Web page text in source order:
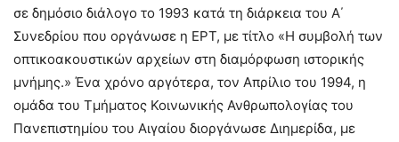
σε δημόσιο διάλογο το 1993 κατά τη διάρκεια του Α΄
Συνεδρίου που οργάνωσε η ΕΡΤ, με τίτλο «Η συμβολή των
οπτικοακουστικών αρχείων στη διαμόρφωση ιστορικής
μνήμης.» Ένα χρόνο αργότερα, τον Απρίλιο του 1994, η
ομάδα του Τμήματος Κοινωνικής Ανθρωπολογίας του
Πανεπιστημίου του Αιγαίου διοργάνωσε Διημερίδα, με